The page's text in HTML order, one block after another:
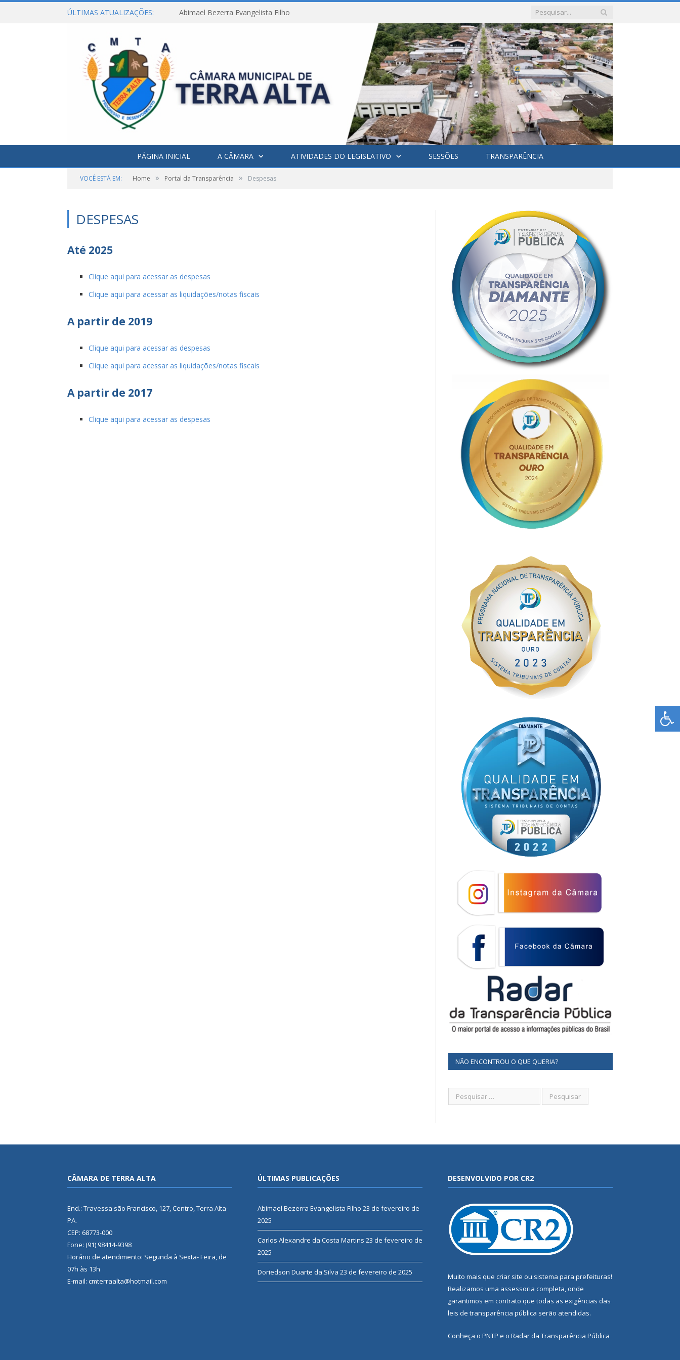
ÚLTIMAS ATUALIZAÇÕES: Abimael Bezerra Evangelista Filho
PÁGINA INICIAL A CÂMARA ATIVIDADES DO LEGISLATIVO SESSÕES TRANSPARÊNCIA
VOCÊ ESTÁ EM: Home » Portal da Transparência » Despesas
DESPESAS
Até 2025
Clique aqui para acessar as despesas
Clique aqui para acessar as liquidações/notas fiscais
A partir de 2019
Clique aqui para acessar as despesas
Clique aqui para acessar as liquidações/notas fiscais
A partir de 2017
Clique aqui para acessar as despesas
NÃO ENCONTROU O QUE QUERIA?
CÂMARA DE TERRA ALTA
End.: Travessa são Francisco, 127, Centro, Terra Alta-
PA.
CEP: 68773-000
Fone: (91) 98414-9398
Horário de atendimento: Segunda à Sexta- Feira, de
07h às 13h
E-mail: cmterraalta@hotmail.com
ÚLTIMAS PUBLICAÇÕES
Abimael Bezerra Evangelista Filho 23 de fevereiro de
2025
Carlos Alexandre da Costa Martins 23 de fevereiro de
2025
Doriedson Duarte da Silva 23 de fevereiro de 2025
DESENVOLVIDO POR CR2
Muito mais que criar site ou sistema para prefeituras!
Realizamos uma assessoria completa, onde
garantimos em contrato que todas as exigências das
leis de transparência pública serão atendidas.
Conheça o PNTP e o Radar da Transparência Pública